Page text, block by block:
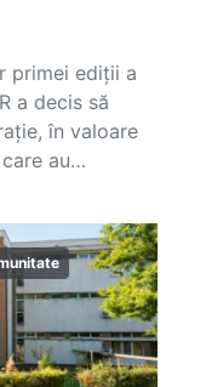
primei ediții a
a decis să
în valoare
au…